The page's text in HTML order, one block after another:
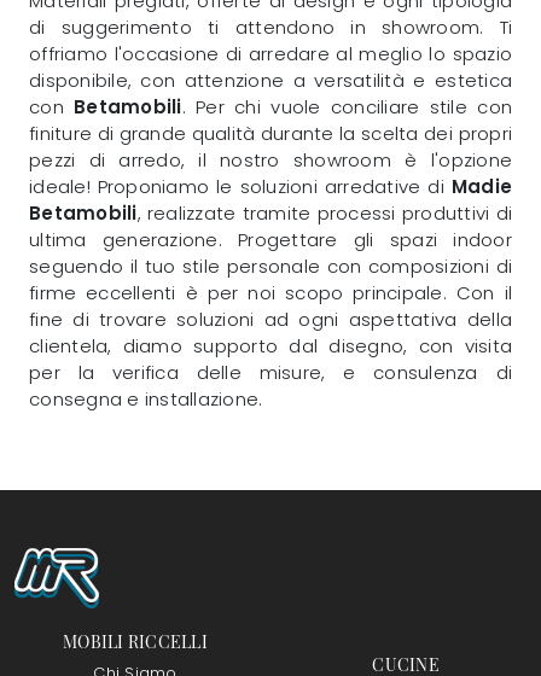
di suggerimento ti attendono in showroom. Ti
offriamo l'occasione di arredare al meglio lo spazio
disponibile, con attenzione a versatilità e estetica
con Betamobili. Per chi vuole conciliare stile con
finiture di grande qualità durante la scelta dei propri
pezzi di arredo, il nostro showroom è l'opzione
ideale! Proponiamo le soluzioni arredative di Madie
Betamobili, realizzate tramite processi produttivi di
ultima generazione. Progettare gli spazi indoor
seguendo il tuo stile personale con composizioni di
firme eccellenti è per noi scopo principale. Con il
fine di trovare soluzioni ad ogni aspettativa della
clientela, diamo supporto dal disegno, con visita
per la verifica delle misure, e consulenza di
consegna e installazione.
MOBILI RICCELLI
CUCINE